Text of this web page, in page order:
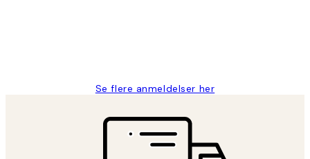
Se flere anmeldelser her